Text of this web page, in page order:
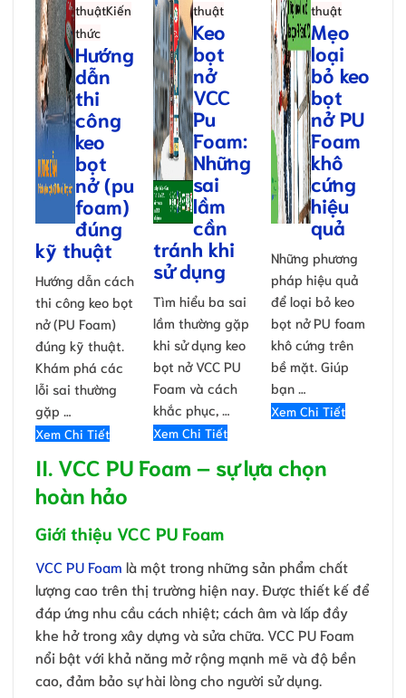
thuậtKiến
thức
Hướng
dẫn
thi
công
keo
bọt
nở (pu
foam)
đúng
kỹ thuật
Hướng dẫn cách
thi công keo bọt
nở (PU Foam)
đúng kỹ thuật.
Khám phá các
lỗi sai thường
gặp …
Xem Chi Tiết
thuật
Keo
bọt
nở
VCC
Pu
Foam:
Những
sai
lầm
cần
tránh khi
sử dụng
Tìm hiểu ba sai
lầm thường gặp
khi sử dụng keo
bọt nở VCC PU
Foam và cách
khắc phục, …
Xem Chi Tiết
thuật
Mẹo
loại
bỏ keo
bọt
nở PU
Foam
khô
cứng
hiệu
quả
Những phương
pháp hiệu quả
để loại bỏ keo
bọt nở PU foam
khô cứng trên
bề mặt. Giúp
bạn …
Xem Chi Tiết
II. VCC PU Foam – sự lựa chọn
hoàn hảo
Giới thiệu VCC PU Foam
VCC PU Foam là một trong những sản phẩm chất
lượng cao trên thị trường hiện nay. Được thiết kế để
đáp ứng nhu cầu cách nhiệt; cách âm và lấp đầy
khe hở trong xây dựng và sửa chữa. VCC PU Foam
nổi bật với khả năng mở rộng mạnh mẽ và độ bền
cao, đảm bảo sự hài lòng cho người sử dụng.